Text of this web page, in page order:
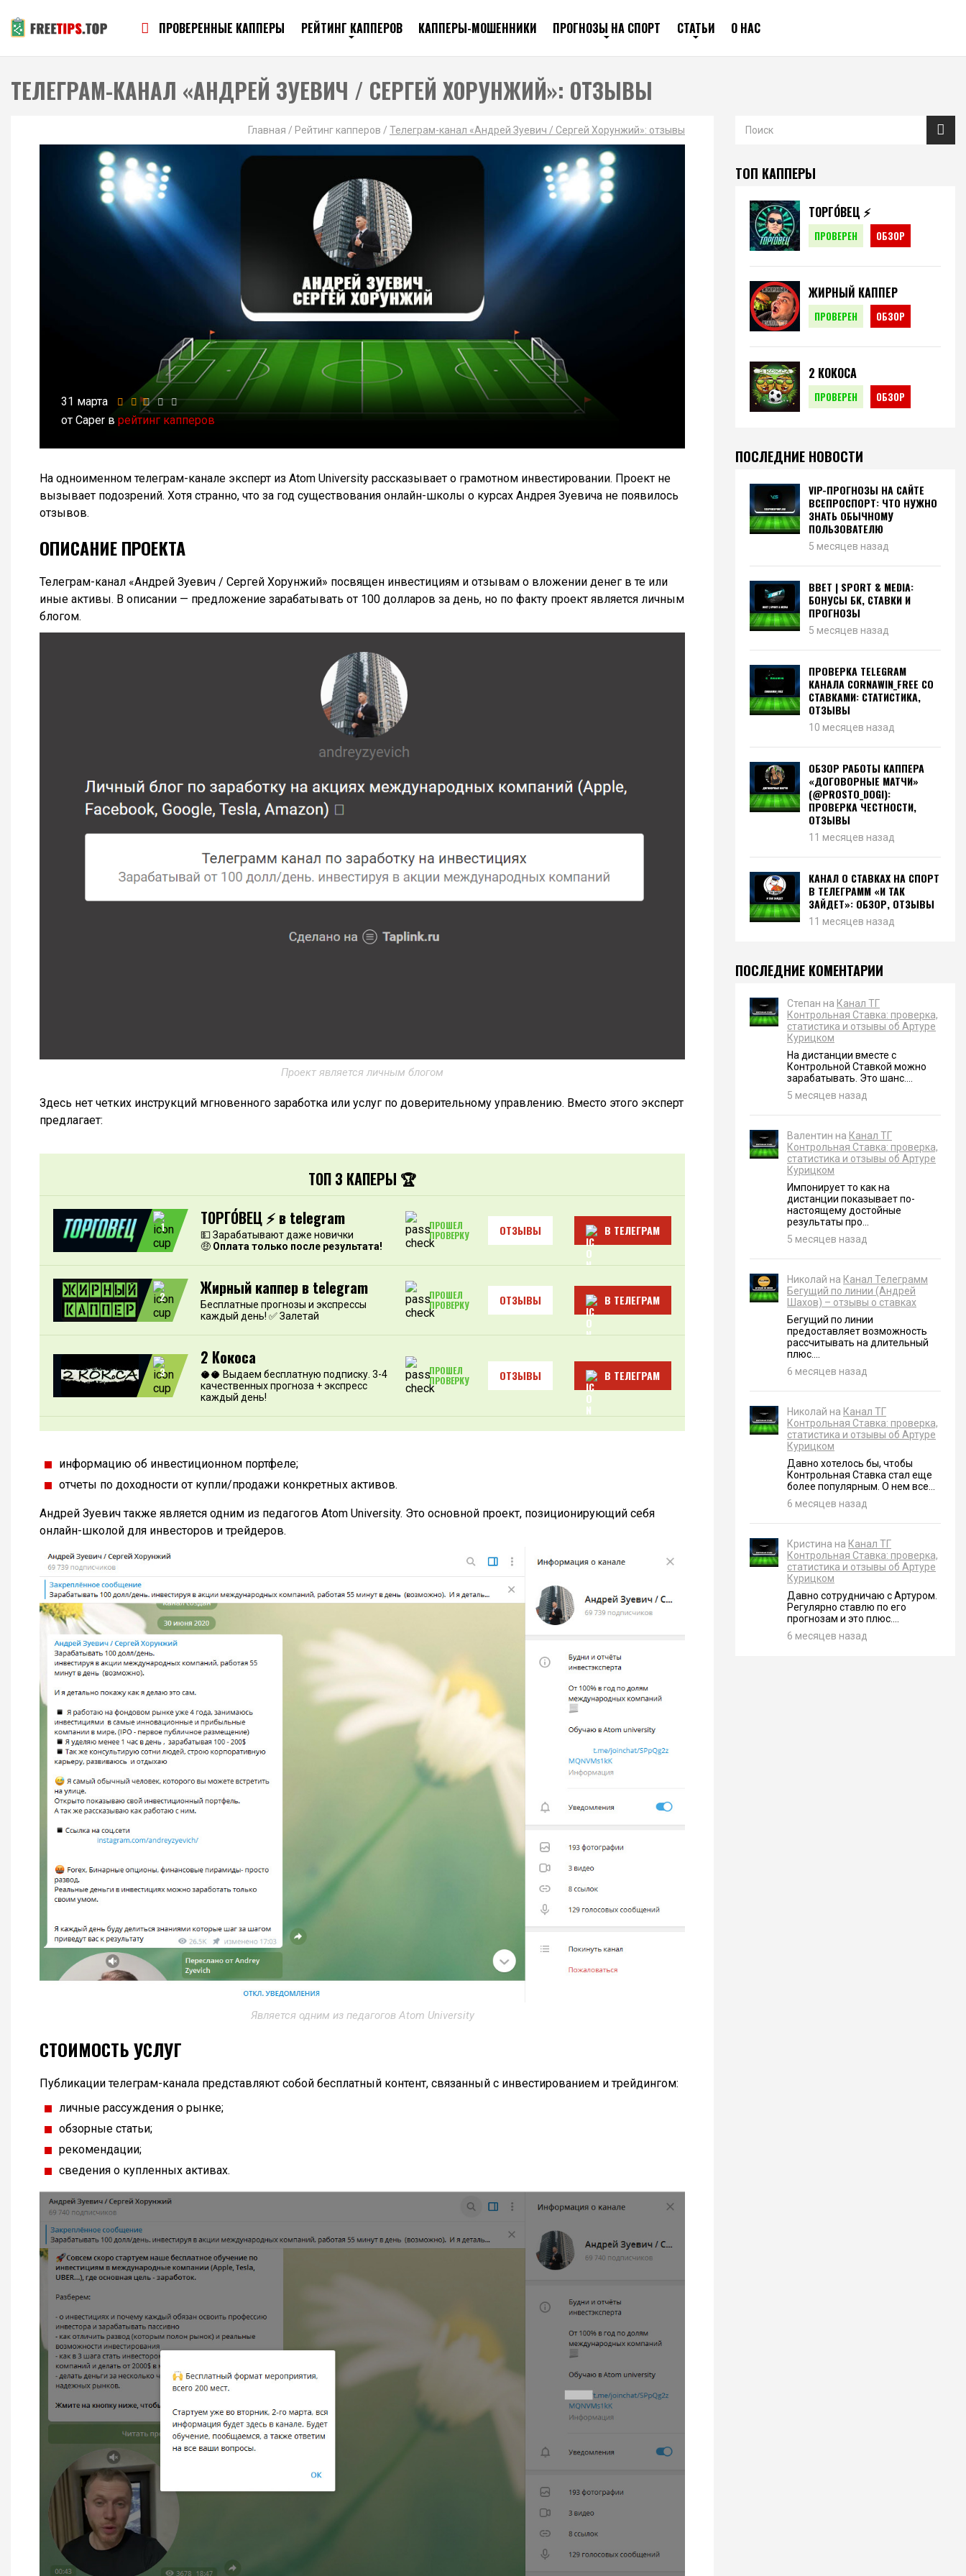
ПРОВЕРЕННЫЕ КАППЕРЫ РЕЙТИНГ КАППЕРОВ КАППЕРЫ-МОШЕННИКИ ПРОГНОЗЫ НА СПОРТ СТАТЬИ О НАС
ТЕЛЕГРАМ-КАНАЛ «АНДРЕЙ ЗУЕВИЧ / СЕРГЕЙ ХОРУНЖИЙ»: ОТЗЫВЫ
Главная / Рейтинг капперов / Телеграм-канал «Андрей Зуевич / Сергей Хорунжий»: отзывы
31 марта
от Caper в рейтинг капперов
На одноименном телеграм-канале эксперт из Atom University рассказывает о грамотном инвестировании. Проект не
вызывает подозрений. Хотя странно, что за год существования онлайн-школы о курсах Андрея Зуевича не появилось
отзывов.
ОПИСАНИЕ ПРОЕКТА
Телеграм-канал «Андрей Зуевич / Сергей Хорунжий» посвящен инвестициям и отзывам о вложении денег в те или
иные активы. В описании — предложение зарабатывать от 100 долларов за день, но по факту проект является личным
блогом.
Проект является личным блогом
Здесь нет четких инструкций мгновенного заработка или услуг по доверительному управлению. Вместо этого эксперт
предлагает:
ТОП 3 КАПЕРЫ 🏆
1 ТОРГО́ВЕЦ ⚡️ в telegram
💵 Зарабатывают даже новички
🤑 Оплата только после результата!
ПРОШЕЛ
ПРОВЕРКУ
ОТЗЫВЫ В ТЕЛЕГРАМ
2 Жирный каппер в telegram
Бесплатные прогнозы и экспрессы
каждый день! ✅ Залетай
ПРОШЕЛ
ПРОВЕРКУ
ОТЗЫВЫ В ТЕЛЕГРАМ
3
2 Кокоса
🥥🥥 Выдаем бесплатную подписку. 3-4
качественных прогноза + экспресс
каждый день!
ПРОШЕЛ
ПРОВЕРКУ
ОТЗЫВЫ В ТЕЛЕГРАМ
информацию об инвестиционном портфеле;
отчеты по доходности от купли/продажи конкретных активов.
Андрей Зуевич также является одним из педагогов Atom University. Это основной проект, позиционирующий себя
онлайн-школой для инвесторов и трейдеров.
Является одним из педагогов Atom University
СТОИМОСТЬ УСЛУГ
Публикации телеграм-канала представляют собой бесплатный контент, связанный с инвестированием и трейдингом:
личные рассуждения о рынке;
обзорные статьи;
рекомендации;
сведения о купленных активах.
ТОП КАППЕРЫ
ТОРГО́ВЕЦ ⚡️
ПРОВЕРЕН ОБЗОР
ЖИРНЫЙ КАППЕР
ПРОВЕРЕН ОБЗОР
2 КОКОСА
ПРОВЕРЕН ОБЗОР
ПОСЛЕДНИЕ НОВОСТИ
VIP-ПРОГНОЗЫ НА САЙТЕ
ВСЕПРОСПОРТ: ЧТО НУЖНО
ЗНАТЬ ОБЫЧНОМУ
ПОЛЬЗОВАТЕЛЮ
5 месяцев назад
BBET | SPORT & MEDIA:
БОНУСЫ БК, СТАВКИ И
ПРОГНОЗЫ
5 месяцев назад
ПРОВЕРКА TELEGRAM
КАНАЛА CORNAWIN_FREE СО
СТАВКАМИ: СТАТИСТИКА,
ОТЗЫВЫ
10 месяцев назад
ОБЗОР РАБОТЫ КАППЕРА
«ДОГОВОРНЫЕ МАТЧИ»
(@PROSTO_DOGI):
ПРОВЕРКА ЧЕСТНОСТИ,
ОТЗЫВЫ
11 месяцев назад
КАНАЛ О СТАВКАХ НА СПОРТ
В ТЕЛЕГРАММ «И ТАК
ЗАЙДЕТ»: ОБЗОР, ОТЗЫВЫ
11 месяцев назад
ПОСЛЕДНИЕ КОМЕНТАРИИ
Степан на Канал ТГ
Контрольная Ставка: проверка,
статистика и отзывы об Артуре
Курицком
На дистанции вместе с
Контрольной Ставкой можно
зарабатывать. Это шанс....
5 месяцев назад
Валентин на Канал ТГ
Контрольная Ставка: проверка,
статистика и отзывы об Артуре
Курицком
Импонирует то как на
дистанции показывает по-
настоящему достойные
результаты про...
5 месяцев назад
Николай на Канал Телеграмм
Бегущий по линии (Андрей
Шахов) – отзывы о ставках
Бегущий по линии
предоставляет возможность
рассчитывать на длительный
плюс....
6 месяцев назад
Николай на Канал ТГ
Контрольная Ставка: проверка,
статистика и отзывы об Артуре
Курицком
Давно хотелось бы, чтобы
Контрольная Ставка стал еще
более популярным. О нем все...
6 месяцев назад
Кристина на Канал ТГ
Контрольная Ставка: проверка,
статистика и отзывы об Артуре
Курицком
Давно сотрудничаю с Артуром.
Регулярно ставлю по его
прогнозам и это плюс....
6 месяцев назад